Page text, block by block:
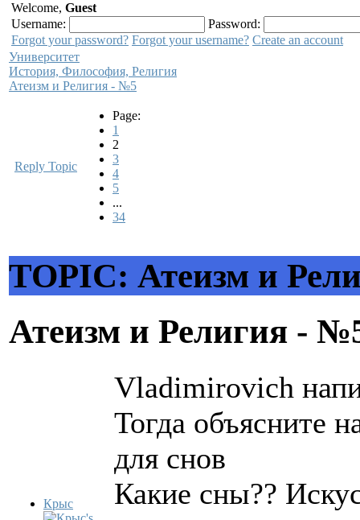
Welcome, Guest
Username:
Password:
Forgot your password? Forgot your username? Create an account
Университет
История, Философия, Религия
Атеизм и Религия - №5
Reply Topic
Page:
1
2
3
4
5
...
34
TOPIC: Атеизм и
Атеизм и Религия -
Крыс
Vladimirovich
Тогда объясните
для снов
Какие сны??